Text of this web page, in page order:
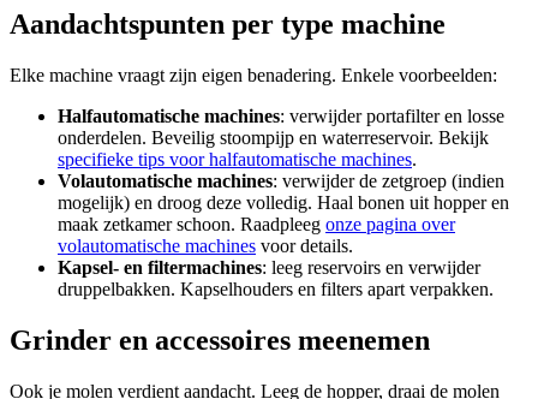
Aandachtspunten per type machine
Elke machine vraagt zijn eigen benadering. Enkele voorbeelden:
Halfautomatische machines: verwijder portafilter en losse
onderdelen. Beveilig stoompijp en waterreservoir. Bekijk
specifieke tips voor halfautomatische machines.
Volautomatische machines: verwijder de zetgroep (indien
mogelijk) en droog deze volledig. Haal bonen uit hopper en
maak zetkamer schoon. Raadpleeg onze pagina over
volautomatische machines voor details.
Kapsel- en filtermachines: leeg reservoirs en verwijder
druppelbakken. Kapselhouders en filters apart verpakken.
Grinder en accessoires meenemen
Ook je molen verdient aandacht. Leeg de hopper, draai de molen